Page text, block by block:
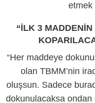
etmek
“İLK 3
“Her maddeye
olan TBMM’nin
oluşsun. Sadece
dokunulacaksa ondan